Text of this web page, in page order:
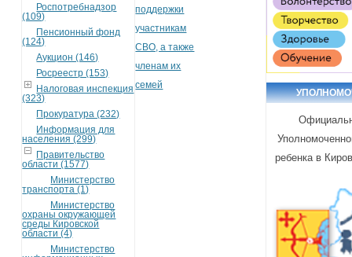
Роспотребнадзор
(109)
Пенсионный фонд
(124)
Аукцион (146)
Росреестр (153)
Налоговая инспекция
(323)
Прокуратура (232)
Информация для
населения (299)
Правительство
области (1577)
Министерство
транспорта (1)
Министерство
охраны окружающей
среды Кировской
области (4)
Министерство
поддержки
участникам
СВО, а также
членам их
семей
ребенка в